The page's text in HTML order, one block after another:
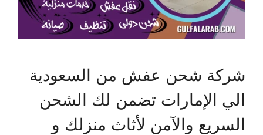
شركة شحن عفش من السعودية
الي الإمارات تضمن لك الشحن
السريع والآمن لأثاث منزلك و